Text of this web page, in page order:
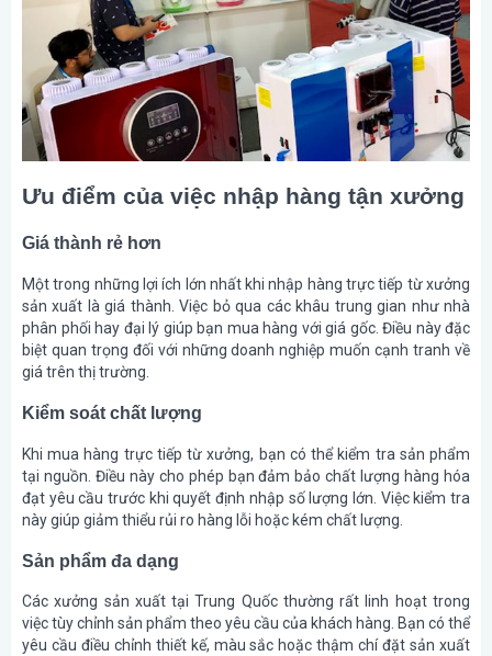
Ưu điểm của việc nhập hàng tận xưởng
Giá thành rẻ hơn
Một trong những lợi ích lớn nhất khi nhập hàng trực tiếp từ xưởng
sản xuất là giá thành. Việc bỏ qua các khâu trung gian như nhà
phân phối hay đại lý giúp bạn mua hàng với giá gốc. Điều này đặc
biệt quan trọng đối với những doanh nghiệp muốn cạnh tranh về
giá trên thị trường.
Kiểm soát chất lượng
Khi mua hàng trực tiếp từ xưởng, bạn có thể kiểm tra sản phẩm
tại nguồn. Điều này cho phép bạn đảm bảo chất lượng hàng hóa
đạt yêu cầu trước khi quyết định nhập số lượng lớn. Việc kiểm tra
này giúp giảm thiểu rủi ro hàng lỗi hoặc kém chất lượng.
Sản phẩm đa dạng
Các xưởng sản xuất tại Trung Quốc thường rất linh hoạt trong
việc tùy chỉnh sản phẩm theo yêu cầu của khách hàng. Bạn có thể
yêu cầu điều chỉnh thiết kế, màu sắc hoặc thậm chí đặt sản xuất